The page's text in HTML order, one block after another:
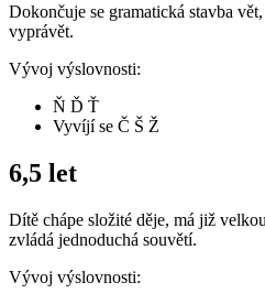
Dokončuje se gramatická stavba
vyprávět.
Vývoj výslovnosti:
Ň Ď Ť
Vyvíjí se Č Š Ž
6,5 let
Dítě chápe složité děje, má již
zvládá jednoduchá souvětí.
Vývoj výslovnosti: